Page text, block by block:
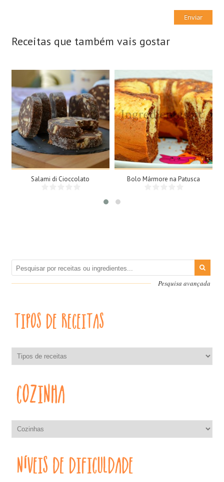
Receitas que também vais gostar
15 Fatias
N/A
Salami di Cioccolato
8 Doses
8 Pessoas
25Min
Bolo Mármore na Patusca
Pesquisa avançada